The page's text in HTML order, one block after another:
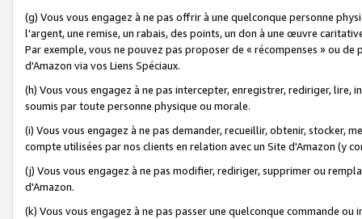
(g) Vous vous engagez à ne pas offrir à une quelconque personne
l'argent, une remise, un rabais, des points, un don à une œuvre
Par exemple, vous ne pouvez pas proposer de « récompenses » ou
d'Amazon via vos Liens Spéciaux.
(h) Vous vous engagez à ne pas intercepter, enregistrer, rediriger,
soumis par toute personne physique ou morale.
(i) Vous vous engagez à ne pas demander, recueillir, obtenir, stocker,
compte utilisées par nos clients en relation avec un Site d'Amazon (y
(j) Vous vous engagez à ne pas modifier, rediriger, supprimer ou
d'Amazon.
(k) Vous vous engagez à ne pas passer une quelconque commande